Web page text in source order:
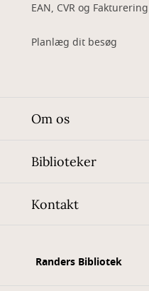
EAN, CVR og Fakturering
Planlæg dit besøg
Om os
Biblioteker
Kontakt
Randers Bibliotek